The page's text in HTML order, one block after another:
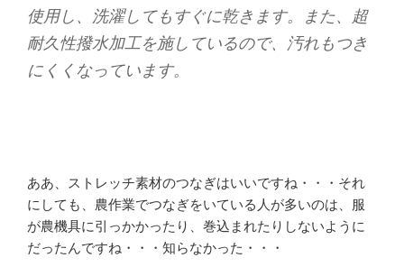
使用し、洗濯してもすぐに乾きます。また、超
耐久性撥水加工を施しているので、汚れもつき
にくくなっています。
ああ、ストレッチ素材のつなぎはいいですね・・・それ
にしても、農作業でつなぎをいている人が多いのは、服
が農機具に引っかかったり、巻込まれたりしないように
だったんですね・・・知らなかった・・・